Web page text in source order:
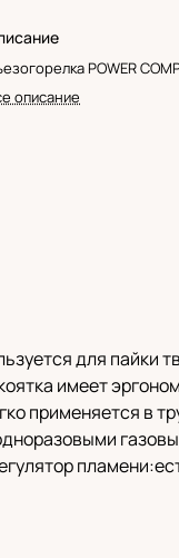
POWER
описание
для
имеет
применяется в